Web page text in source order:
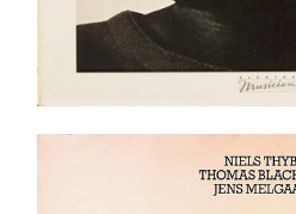
Niels Thybo, Thomas
The